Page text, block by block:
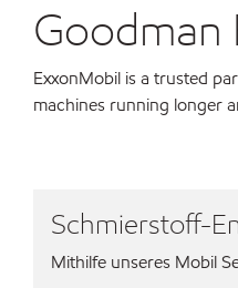
Goodman
ExxonMobil is a trusted
machines running longer
Schmierstoff-
Mithilfe unseres Mobil